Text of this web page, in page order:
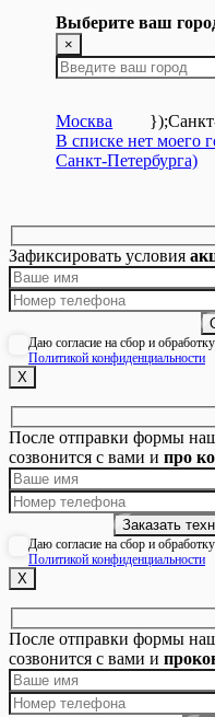
Выберите ваш
×
Москва });
В списке нет моего
Санкт-Петербурга)
Зафиксировать условия
Даю согласие на сбор и
Политикой конфиденциальности
Х
После отправки формы
созвонится с вами и про
Даю согласие на сбор и
Политикой конфиденциальности
Х
После отправки формы
созвонится с вами и